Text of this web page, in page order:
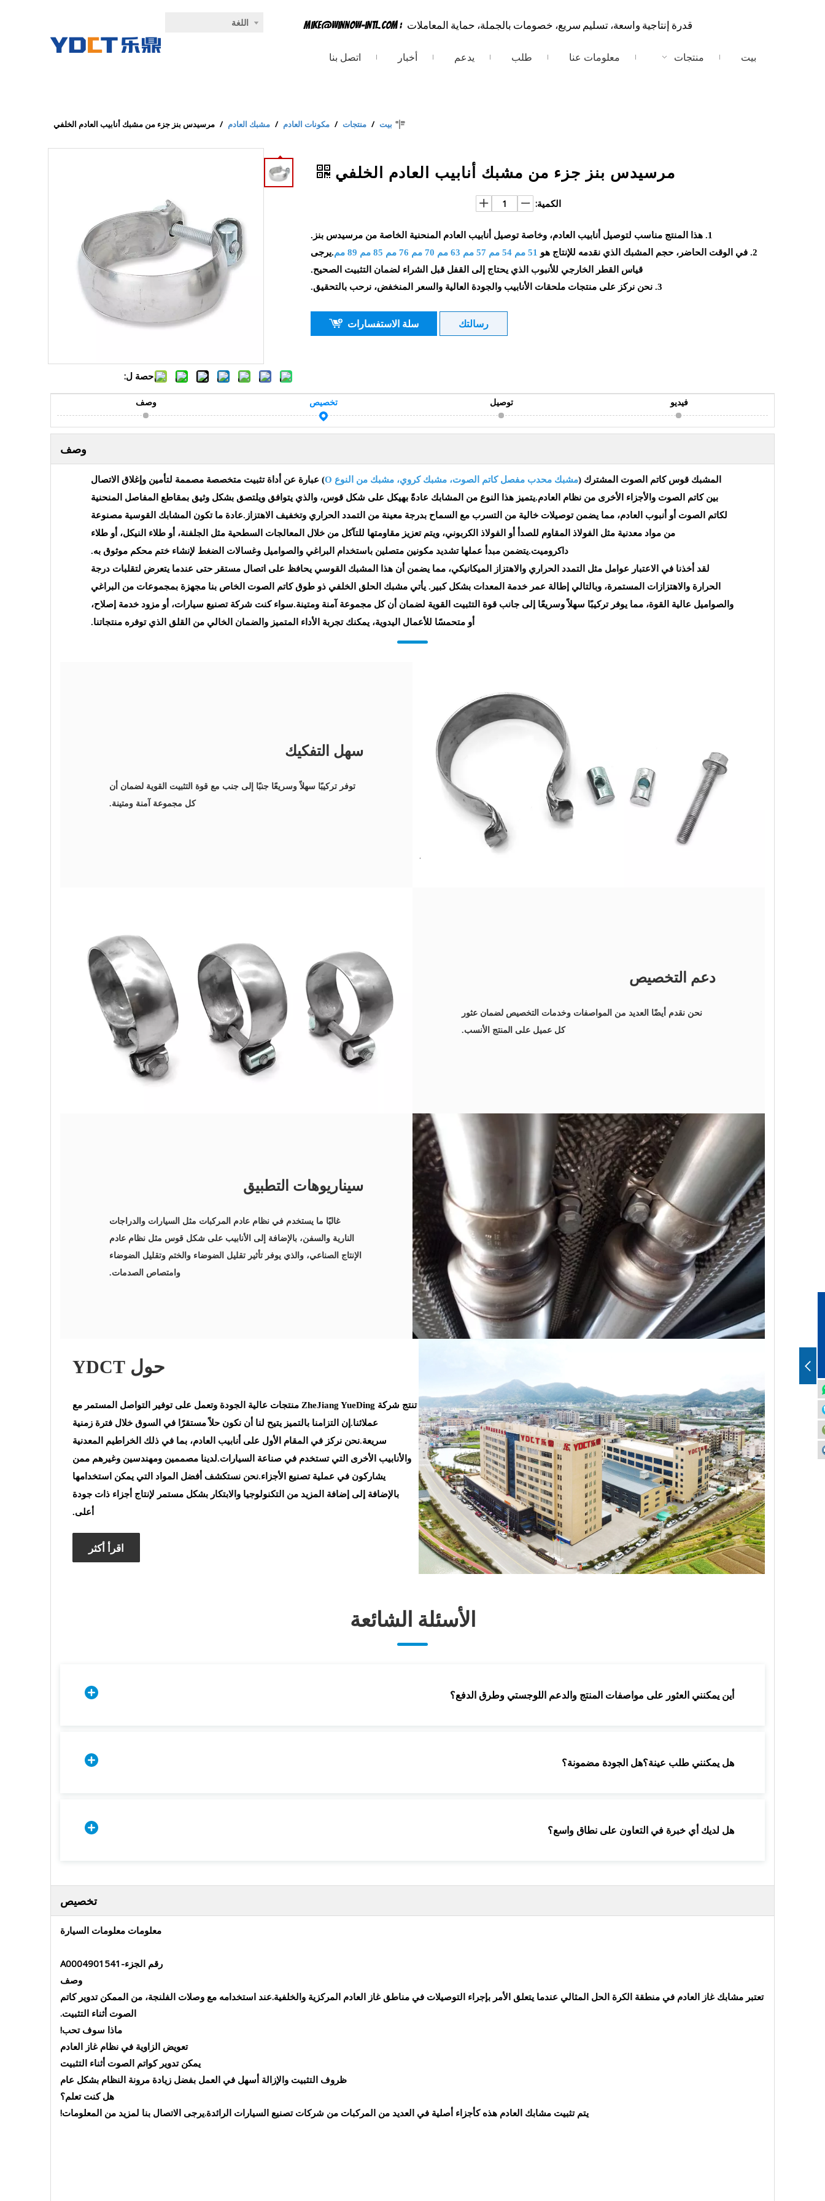
قدرة إنتاجية واسعة، تسليم سريع، خصومات بالجملة، حماية المعاملات :
mike@winnow-intl.com اللغة
بيت منتجات معلومات عنا طلب يدعم أخبار اتصل بنا
بيت / منتجات / مكونات العادم / مشبك العادم / مرسيدس بنز جزء من مشبك أنابيب العادم الخلفي
حصة ل:
مرسيدس بنز جزء من مشبك أنابيب العادم الخلفي
الكمية:
1. هذا المنتج مناسب لتوصيل أنابيب العادم، وخاصة توصيل أنابيب العادم المنحنية الخاصة من مرسيدس بنز.
2. في الوقت الحاضر، حجم المشبك الذي نقدمه للإنتاج هو
51 مم 54 مم 57 مم 63 مم 70 مم 76 مم 85 مم 89 مم
.يرجى
قياس القطر الخارجي للأنبوب الذي يحتاج إلى القفل قبل الشراء لضمان التثبيت الصحيح.
3. نحن نركز على منتجات ملحقات الأنابيب والجودة العالية والسعر المنخفض، نرحب بالتحقيق.
رسالتك سلة الاستفسارات
وصف تخصيص توصيل فيديو
وصف
المشبك قوس كاتم الصوت المشترك (مشبك محدب مفصل كاتم الصوت، مشبك كروي، مشبك من النوع O
) عبارة عن أداة تثبيت متخصصة مصممة لتأمين وإغلاق الاتصال
بين كاتم الصوت والأجزاء الأخرى من نظام العادم.يتميز هذا النوع من المشابك عادةً بهيكل على شكل قوس، والذي يتوافق ويلتصق بشكل وثيق بمقاطع المفاصل المنحنية
لكاتم الصوت أو أنبوب العادم، مما يضمن توصيلات خالية من التسرب مع السماح بدرجة معينة من التمدد الحراري وتخفيف الاهتزاز.عادة ما تكون المشابك القوسية مصنوعة
من مواد معدنية مثل الفولاذ المقاوم للصدأ أو الفولاذ الكربوني، ويتم تعزيز مقاومتها للتآكل من خلال المعالجات السطحية مثل الجلفنة، أو طلاء النيكل، أو طلاء
داكروميت.يتضمن مبدأ عملها تشديد مكونين متصلين باستخدام البراغي والصواميل وغسالات الضغط لإنشاء ختم محكم موثوق به.
لقد أخذنا في الاعتبار عوامل مثل التمدد الحراري والاهتزاز الميكانيكي، مما يضمن أن هذا المشبك القوسي يحافظ على اتصال مستقر حتى عندما يتعرض لتقلبات درجة
الحرارة والاهتزازات المستمرة، وبالتالي إطالة عمر خدمة المعدات بشكل كبير. يأتي مشبك الحلق الخلفي ذو طوق كاتم الصوت الخاص بنا مجهزة بمجموعات من البراغي
والصواميل عالية القوة، مما يوفر تركيبًا سهلاً وسريعًا إلى جانب قوة التثبيت القوية لضمان أن كل مجموعة آمنة ومتينة.سواء كنت شركة تصنيع سيارات، أو مزود خدمة إصلاح،
أو متحمسًا للأعمال اليدوية، يمكنك تجربة الأداء المتميز والضمان الخالي من القلق الذي توفره منتجاتنا.
سهل التفكيك
توفر تركيبًا سهلاً وسريعًا جنبًا إلى جنب مع قوة التثبيت القوية لضمان أن
كل مجموعة آمنة ومتينة.
دعم التخصيص
نحن نقدم أيضًا العديد من المواصفات وخدمات التخصيص لضمان عثور
كل عميل على المنتج الأنسب.
سيناريوهات التطبيق
غالبًا ما يستخدم في نظام عادم المركبات مثل السيارات والدراجات
النارية والسفن، بالإضافة إلى الأنابيب على شكل قوس مثل نظام عادم
الإنتاج الصناعي، والذي يوفر تأثير تقليل الضوضاء والختم وتقليل الضوضاء
وامتصاص الصدمات.
حول YDCT
تنتج شركة ZheJiang YueDing منتجات عالية الجودة وتعمل على توفير التواصل المستمر مع
عملائنا.إن التزامنا بالتميز يتيح لنا أن نكون حلاً مستقرًا في السوق خلال فترة زمنية
سريعة.نحن نركز في المقام الأول على أنابيب العادم، بما في ذلك الخراطيم المعدنية
والأنابيب الأخرى التي تستخدم في صناعة السيارات.لدينا مصممين ومهندسين وغيرهم ممن
يشاركون في عملية تصنيع الأجزاء.نحن نستكشف أفضل المواد التي يمكن استخدامها
بالإضافة إلى إضافة المزيد من التكنولوجيا والابتكار بشكل مستمر لإنتاج أجزاء ذات جودة
أعلى.
اقرأ أكثر
الأسئلة الشائعة
أين يمكنني العثور على مواصفات المنتج والدعم اللوجستي وطرق الدفع؟
هل يمكنني طلب عينة؟هل الجودة مضمونة؟
هل لديك أي خبرة في التعاون على نطاق واسع؟
تخصيص
معلومات معلومات السيارة
رقم الجزء-A0004901541
وصف
تعتبر مشابك غاز العادم في منطقة الكرة الحل المثالي عندما يتعلق الأمر بإجراء التوصيلات في مناطق غاز العادم المركزية والخلفية.عند استخدامه مع وصلات الفلنجة، من الممكن تدوير كاتم
الصوت أثناء التثبيت.
ماذا سوف تحب!
تعويض الزاوية في نظام غاز العادم
يمكن تدوير كواتم الصوت أثناء التثبيت
ظروف التثبيت والإزالة أسهل في العمل بفضل زيادة مرونة النظام بشكل عام
هل كنت تعلم؟
يتم تثبيت مشابك العادم هذه كأجزاء أصلية في العديد من المركبات من شركات تصنيع السيارات الرائدة.يرجى الاتصال بنا لمزيد من المعلومات!